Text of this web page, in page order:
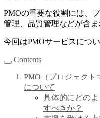
PMOの重要な役割には、
管理、品質管理などが含ま
今回はPMOサービスにつ
Contents
PMO（プロジェクト
について
具体的にどの
すべきか？